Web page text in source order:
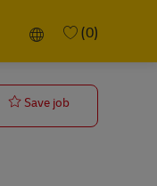
Language selected
(0)
Save job